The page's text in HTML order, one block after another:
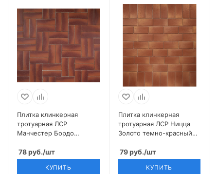
Плитка клинкерная
тротуарная ЛСР
Манчестер Бордо
78руб./шт
КУПИТЬ
Плитка клинкерная
тротуарная ЛСР Ницца
Золото темно-красный
79руб./шт
КУПИТЬ